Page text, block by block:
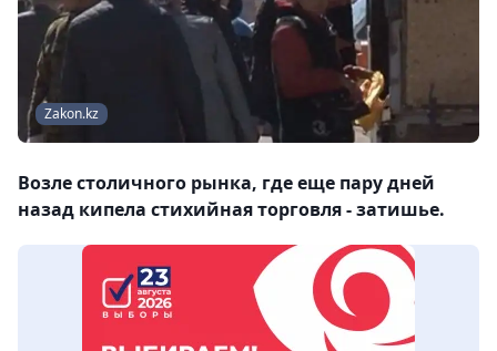
Zakon.kz
Возле столичного рынка, где еще пару дней
назад кипела стихийная торговля - затишье.